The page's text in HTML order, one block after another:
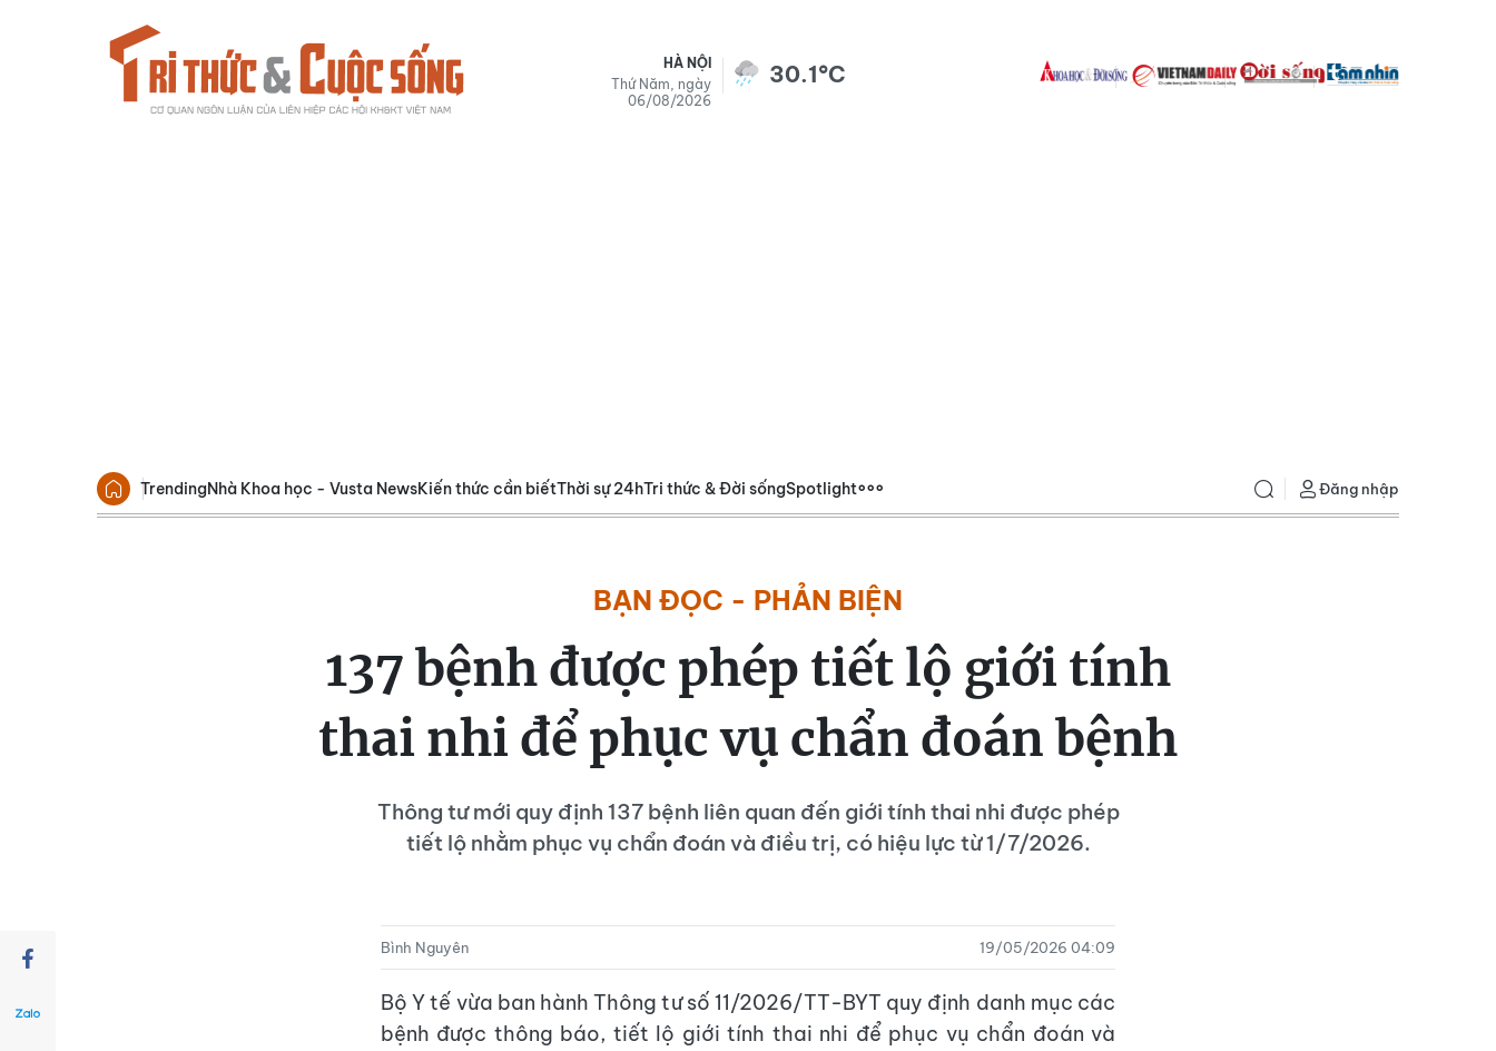
HÀ NỘI
Thứ Năm, ngày
06/08/2026
30.1°C
TrendingNhà Khoa học - Vusta NewsKiến thức cần biếtThời sự 24hTri thức & Đời sốngSpotlight Đăng nhập
BẠN ĐỌC - PHẢN BIỆN
137 bệnh được phép tiết lộ giới tính
thai nhi để phục vụ chẩn đoán bệnh
Thông tư mới quy định 137 bệnh liên quan đến giới tính thai nhi được phép
tiết lộ nhằm phục vụ chẩn đoán và điều trị, có hiệu lực từ 1/7/2026.
Bình Nguyên 19/05/2026 04:09
Bộ Y tế vừa ban hành Thông tư số 11/2026/TT-BYT quy định danh mục các
bệnh được thông báo, tiết lộ giới tính thai nhi để phục vụ chẩn đoán và